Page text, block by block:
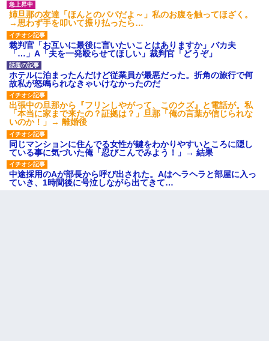
姉旦那の友達「ほんとのパパだよ～」私のお腹を触ってほざく。
→思わず手を叩いて振り払ったら…
裁判官「お互いに最後に言いたいことはありますか」バカ夫
「…」A「夫を一発殴らせてほしい」裁判官「どうぞ」
ホテルに泊まったんだけど従業員が最悪だった。折角の旅行で何
故私が怒鳴られなきゃいけなかったのだ
出張中の旦那から『フリンしやがって、このクズ』と電話が。私
「本当に家まで来たの？証拠は？」旦那「俺の言葉が信じられな
いのか！」→ 離婚後
同じマンションに住んでる女性が鍵をわかりやすいところに隠し
ている事に気づいた俺「忍びこんでみよう！」→ 結果
中途採用のAが部長から呼び出された。Aはヘラヘラと部屋に入っ
ていき、1時間後に号泣しながら出てきて…